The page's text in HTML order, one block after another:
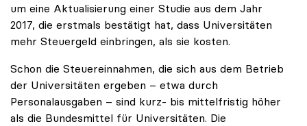
um eine Aktualisierung einer Studie aus dem Jahr
2017, die erstmals bestätigt hat, dass Universitäten
mehr Steuergeld einbringen, als sie kosten.
Schon die Steuereinnahmen, die sich aus dem Betrieb
der Universitäten ergeben – etwa durch
Personalausgaben – sind kurz- bis mittelfristig höher
als die Bundesmittel für Universitäten. Die